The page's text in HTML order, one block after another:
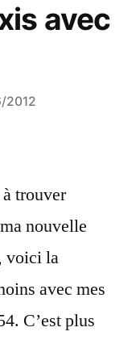
avec
2012
trouver
nouvelle
voici la
avec mes
C’est plus